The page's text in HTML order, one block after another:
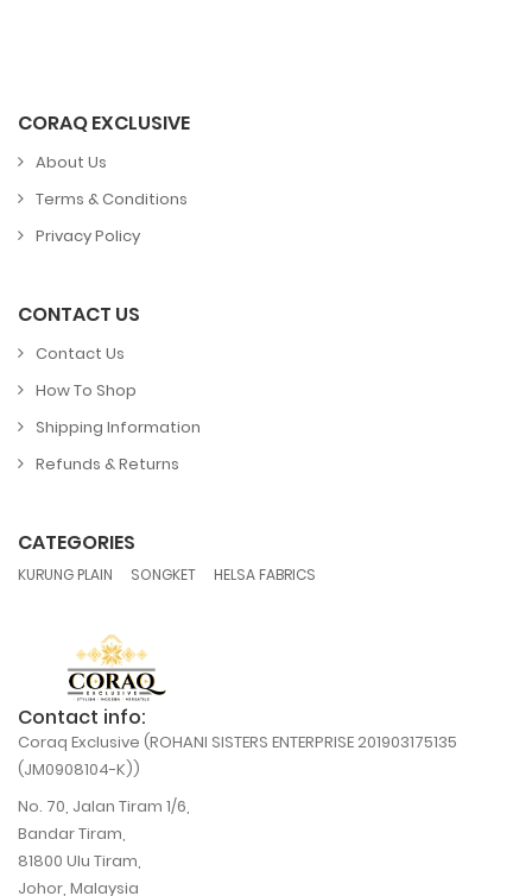
CORAQ EXCLUSIVE
About Us
Terms & Conditions
Privacy Policy
CONTACT US
Contact Us
How To Shop
Shipping Information
Refunds & Returns
CATEGORIES
KURUNG PLAIN SONGKET HELSA FABRICS
Contact info:
Coraq Exclusive (ROHANI SISTERS ENTERPRISE 201903175135
(JM0908104-K))
No. 70, Jalan Tiram 1/6,
Bandar Tiram,
81800 Ulu Tiram,
Johor, Malaysia